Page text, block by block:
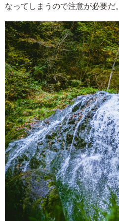
なってしまうので注意が必要だ。